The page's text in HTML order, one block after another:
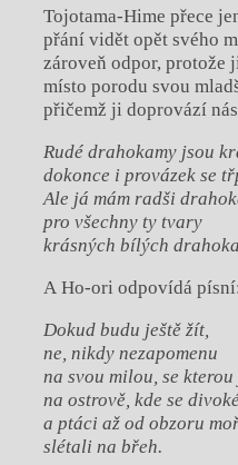
Tojotama-Hime přece
přání vidět opět svého
zároveň odpor, protože
místo porodu svou
přičemž ji doprovází
Rudé drahokamy jsou
dokonce i provázek se
Ale já mám radši
pro všechny ty tvary
krásných bílých
A Ho-ori odpovídá
Dokud budu ještě žít,
ne, nikdy nezapomenu
na svou milou, se
na ostrově, kde se divok
a ptáci až od obzoru
slétali na břeh.